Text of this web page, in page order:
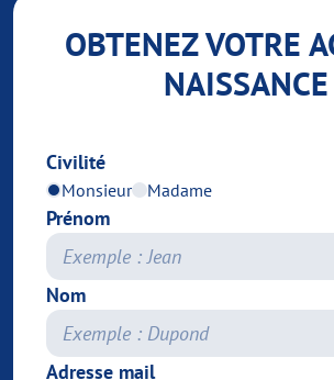
OBTENEZ VOTRE
NAISSANCE
Civilité
Monsieur Madame
Prénom
Nom
Adresse mail